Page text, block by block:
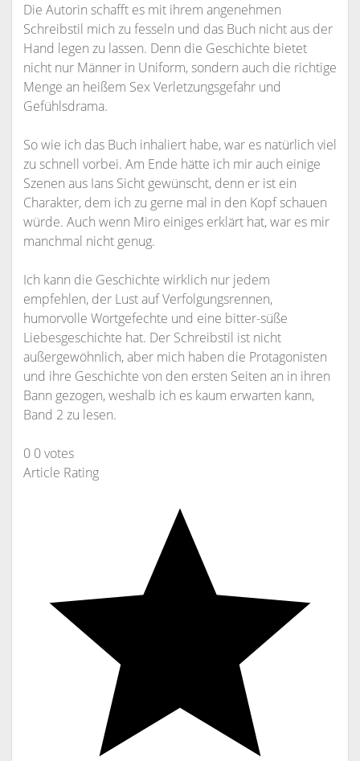
Die Autorin schafft es mit ihrem angenehmen
Schreibstil mich zu fesseln und das Buch nicht aus der
Hand legen zu lassen. Denn die Geschichte bietet
nicht nur Männer in Uniform, sondern auch die richtige
Menge an heißem Sex Verletzungsgefahr und
Gefühlsdrama.
So wie ich das Buch inhaliert habe, war es natürlich viel
zu schnell vorbei. Am Ende hätte ich mir auch einige
Szenen aus Ians Sicht gewünscht, denn er ist ein
Charakter, dem ich zu gerne mal in den Kopf schauen
würde. Auch wenn Miro einiges erklärt hat, war es mir
manchmal nicht genug.
Ich kann die Geschichte wirklich nur jedem
empfehlen, der Lust auf Verfolgungsrennen,
humorvolle Wortgefechte und eine bitter-süße
Liebesgeschichte hat. Der Schreibstil ist nicht
außergewöhnlich, aber mich haben die Protagonisten
und ihre Geschichte von den ersten Seiten an in ihren
Bann gezogen, weshalb ich es kaum erwarten kann,
Band 2 zu lesen.
0 0votes
Article Rating